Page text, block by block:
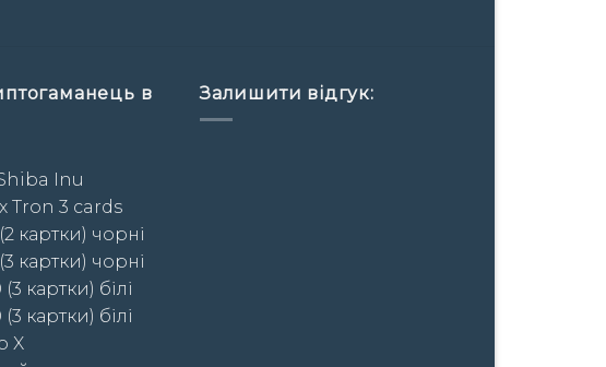
в
Inu
Tron 3 cards
картки) чорні
картки) чорні
картки) білі
картки) білі
X
Залишити відгук: